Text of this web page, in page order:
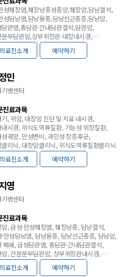
성췌장염,췌장낭종성종양,췌장암,담낭결석,
성담낭염,담낭용종,담낭선근종증,담낭암,
관염,총담관·간내담관결석,담관암,
부담관암,상부위장관·대장내시경,
시경(내시경역행담췌관조영술;
관결석제거술,담관·췌관스텐트삽입술/
종배액술/스파이글래스/
점막하박리술,내시경용종절제술,
확장술)
의료진소개 예약하기
민
병센터
진료과목
, 위암, 대장암 진단 및 치료 내시경,
시경, 위식도역류질환, 기능성 위장질환,
궤양, 만성변비, 과민성 장증후군,
클리닉, 대장암클리닉, 위식도역류질환클리닉
의료진소개
예약하기
영
병센터
진료과목
, 급성·만성췌장염, 췌장낭종, 담낭결석,
만성담낭염, 담낭용종, 담낭선근종증, 담낭암,
폐쇄, 급성담관염, 총담관·간내담관결석,
암, 간분문부담관암, 상부위장관내시경,
시경, 치료내시경(내시경역행담췌관 조영술;
관결석제거술, 담관·췌관스텐트삽입술/내시경
의료진소개 예약하기